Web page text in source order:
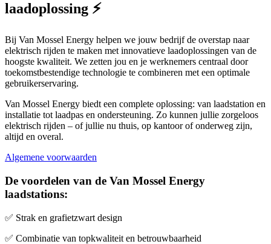
laadoplossing ⚡
Bij Van Mossel Energy helpen we jouw bedrijf de overstap naar
elektrisch rijden te maken met innovatieve laadoplossingen van de
hoogste kwaliteit. We zetten jou en je werknemers centraal door
toekomstbestendige technologie te combineren met een optimale
gebruikerservaring.
Van Mossel Energy biedt een complete oplossing: van laadstation en
installatie tot laadpas en ondersteuning. Zo kunnen jullie zorgeloos
elektrisch rijden – of jullie nu thuis, op kantoor of onderweg zijn,
altijd en overal.
Algemene voorwaarden
De voordelen van de Van Mossel Energy
laadstations:
✅ Strak en grafietzwart design
✅ Combinatie van topkwaliteit en betrouwbaarheid